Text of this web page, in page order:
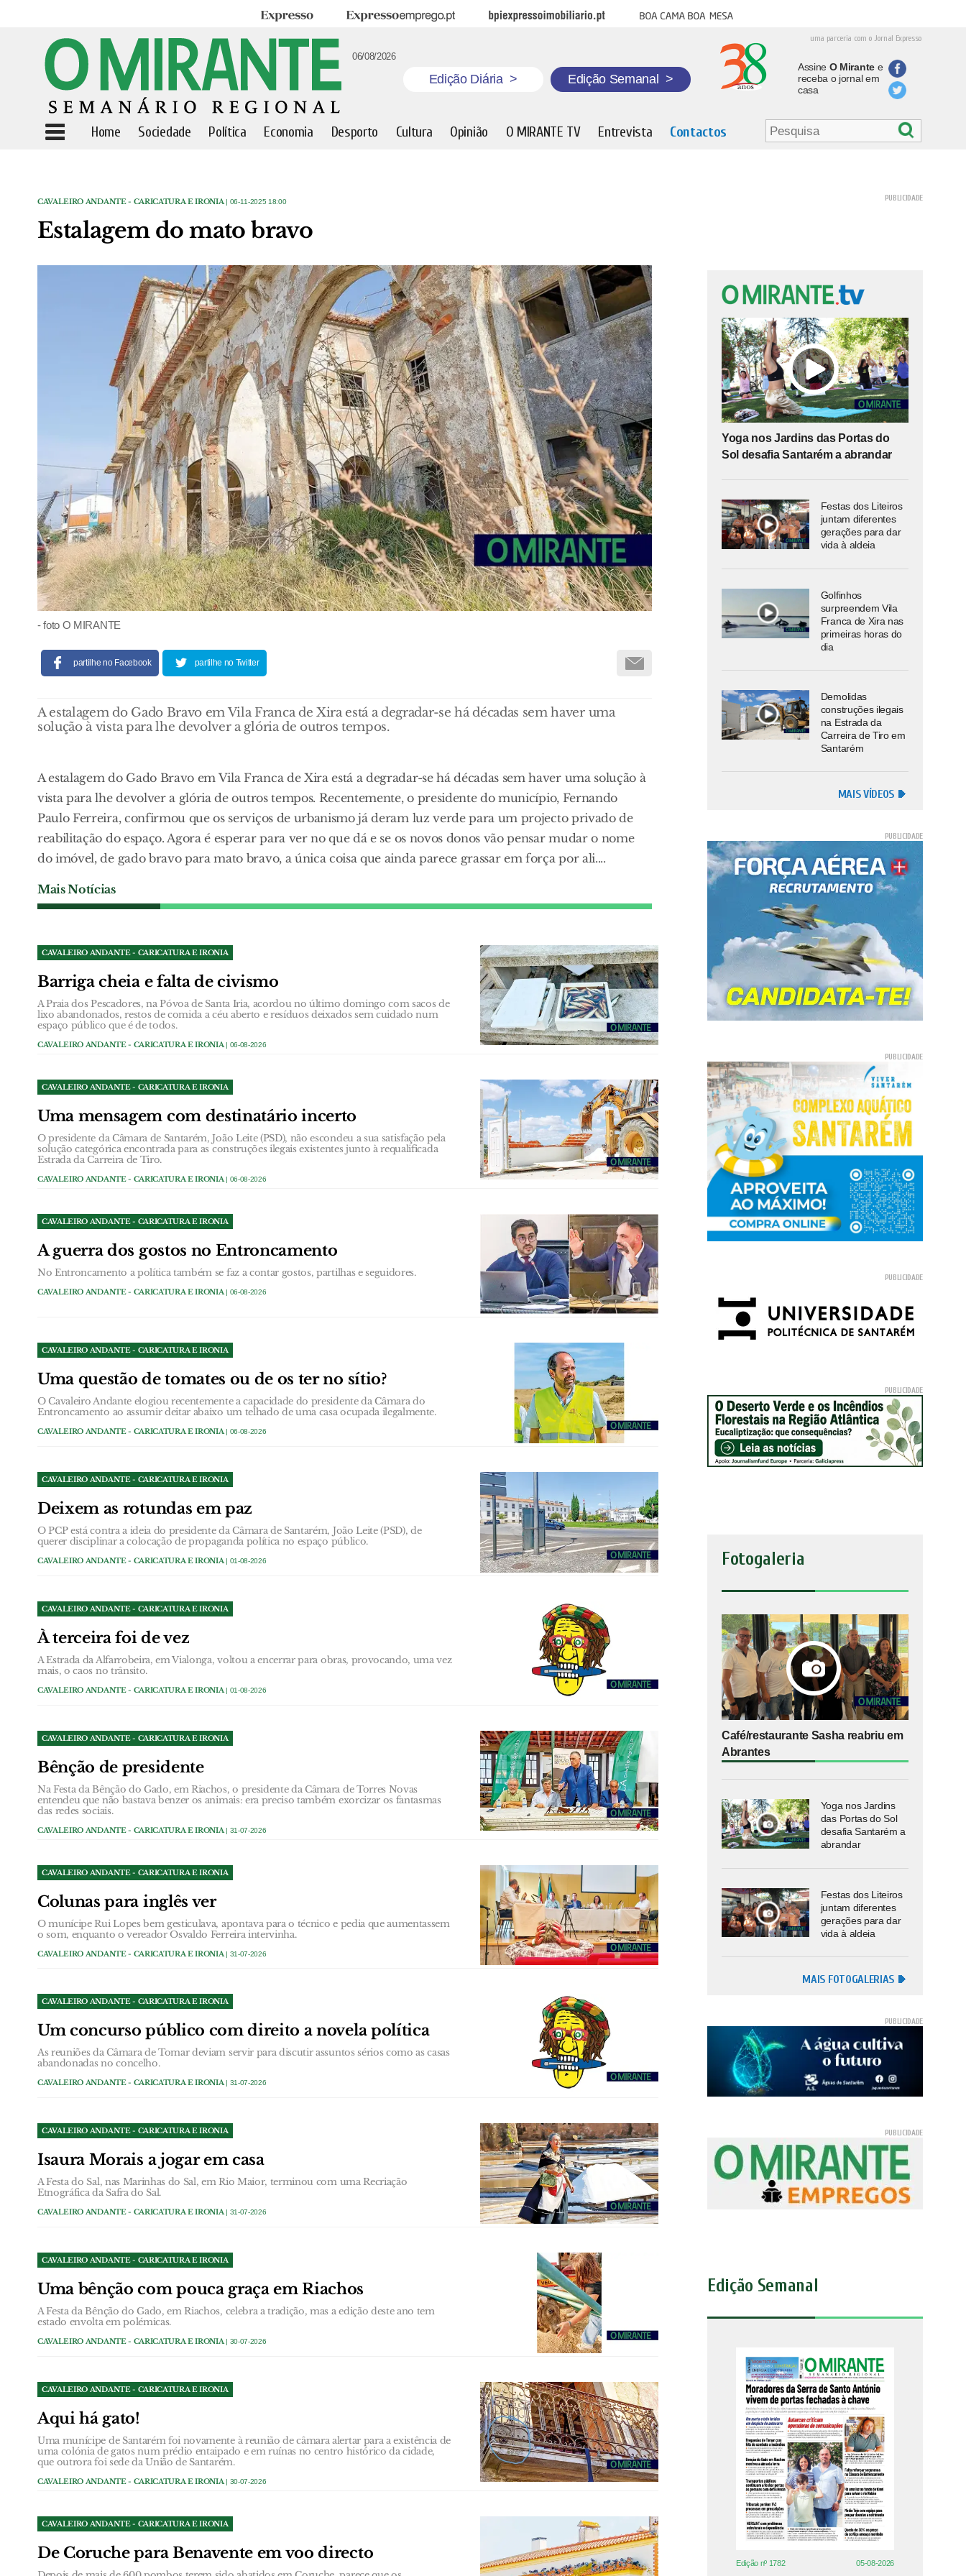
Expresso Expresso Emprego BPI Expresso Imobiliário Boa cama boa mesa
uma parceria com o Jornal Expresso
06/08/2026
Edição Diária > Edição Semanal >
Assine O Mirantee
receba o jornal em
casa
Home Sociedade Política Economia Desporto Cultura Opinião O MIRANTE TV Entrevista Contactos
CAVALEIRO ANDANTE - CARICATURA E IRONIA | 06-11-2025 18:00
Estalagem do mato bravo
- foto O MIRANTE
partilhe no Facebook partilhe no Twitter
A estalagem do Gado Bravo em Vila Franca de Xira está a degradar-se há décadas sem haver uma
solução à vista para lhe devolver a glória de outros tempos.
A estalagem do Gado Bravo em Vila Franca de Xira está a degradar-se há décadas sem haver uma solução à
vista para lhe devolver a glória de outros tempos. Recentemente, o presidente do município, Fernando
Paulo Ferreira, confirmou que os serviços de urbanismo já deram luz verde para um projecto privado de
reabilitação do espaço. Agora é esperar para ver no que dá e se os novos donos vão pensar mudar o nome
do imóvel, de gado bravo para mato bravo, a única coisa que ainda parece grassar em força por ali....
Mais Notícias
CAVALEIRO ANDANTE - CARICATURA E IRONIA
Barriga cheia e falta de civismo
A Praia dos Pescadores, na Póvoa de Santa Iria, acordou no último domingo com sacos de
lixo abandonados, restos de comida a céu aberto e resíduos deixados sem cuidado num
espaço público que é de todos.
CAVALEIRO ANDANTE - CARICATURA E IRONIA | 06-08-2026
CAVALEIRO ANDANTE - CARICATURA E IRONIA
Uma mensagem com destinatário incerto
O presidente da Câmara de Santarém, João Leite (PSD), não escondeu a sua satisfação pela
solução categórica encontrada para as construções ilegais existentes junto à requalificada
Estrada da Carreira de Tiro.
CAVALEIRO ANDANTE - CARICATURA E IRONIA | 06-08-2026
CAVALEIRO ANDANTE - CARICATURA E IRONIA
A guerra dos gostos no Entroncamento
No Entroncamento a política também se faz a contar gostos, partilhas e seguidores.
CAVALEIRO ANDANTE - CARICATURA E IRONIA | 06-08-2026
CAVALEIRO ANDANTE - CARICATURA E IRONIA
Uma questão de tomates ou de os ter no sítio?
O Cavaleiro Andante elogiou recentemente a capacidade do presidente da Câmara do
Entroncamento ao assumir deitar abaixo um telhado de uma casa ocupada ilegalmente.
CAVALEIRO ANDANTE - CARICATURA E IRONIA| 06-08-2026
CAVALEIRO ANDANTE - CARICATURA E IRONIA
Deixem as rotundas em paz
O PCP está contra a ideia do presidente da Câmara de Santarém, João Leite (PSD), de
querer disciplinar a colocação de propaganda política no espaço público.
CAVALEIRO ANDANTE - CARICATURA E IRONIA | 01-08-2026
CAVALEIRO ANDANTE - CARICATURA E IRONIA
À terceira foi de vez
A Estrada da Alfarrobeira, em Vialonga, voltou a encerrar para obras, provocando, uma vez
mais, o caos no trânsito.
CAVALEIRO ANDANTE - CARICATURA E IRONIA | 01-08-2026
CAVALEIRO ANDANTE - CARICATURA E IRONIA
Bênção de presidente
Na Festa da Bênção do Gado, em Riachos, o presidente da Câmara de Torres Novas
entendeu que não bastava benzer os animais: era preciso também exorcizar os fantasmas
das redes sociais.
CAVALEIRO ANDANTE - CARICATURA E IRONIA | 31-07-2026
CAVALEIRO ANDANTE - CARICATURA E IRONIA
Colunas para inglês ver
O munícipe Rui Lopes bem gesticulava, apontava para o técnico e pedia que aumentassem
o som, enquanto o vereador Osvaldo Ferreira intervinha.
CAVALEIRO ANDANTE - CARICATURA E IRONIA | 31-07-2026
CAVALEIRO ANDANTE - CARICATURA E IRONIA
Um concurso público com direito a novela política
As reuniões da Câmara de Tomar deviam servir para discutir assuntos sérios como as casas
abandonadas no concelho.
CAVALEIRO ANDANTE - CARICATURA E IRONIA| 31-07-2026
CAVALEIRO ANDANTE - CARICATURA E IRONIA
Isaura Morais a jogar em casa
A Festa do Sal, nas Marinhas do Sal, em Rio Maior, terminou com uma Recriação
Etnográfica da Safra do Sal.
CAVALEIRO ANDANTE - CARICATURA E IRONIA | 31-07-2026
CAVALEIRO ANDANTE - CARICATURA E IRONIA
Uma bênção com pouca graça em Riachos
A Festa da Bênção do Gado, em Riachos, celebra a tradição, mas a edição deste ano tem
estado envolta em polémicas.
CAVALEIRO ANDANTE - CARICATURA E IRONIA | 30-07-2026
CAVALEIRO ANDANTE - CARICATURA E IRONIA
Aqui há gato!
Uma munícipe de Santarém foi novamente à reunião de câmara alertar para a existência de
uma colónia de gatos num prédio entaipado e em ruínas no centro histórico da cidade,
que outrora foi sede da União de Santarém.
CAVALEIRO ANDANTE - CARICATURA E IRONIA | 30-07-2026
CAVALEIRO ANDANTE - CARICATURA E IRONIA
De Coruche para Benavente em voo directo
Yoga nos Jardins das Portas do
Sol desafia Santarém a abrandar
Festas dos Liteiros
juntam diferentes
gerações para dar
vida à aldeia
Golfinhos
surpreendem Vila
Franca de Xira nas
primeiras horas do
dia
Demolidas
construções ilegais
na Estrada da
Carreira de Tiro em
Santarém
MAIS VÍDEOS
Fotogaleria
Café/restaurante Sasha reabriu em
Abrantes
Yoga nos Jardins
das Portas do Sol
desafia Santarém a
abrandar
Festas dos Liteiros
juntam diferentes
gerações para dar
vida à aldeia
MAIS FOTOGALERIAS
Edição Semanal
Edição nº 1782 05-08-2026